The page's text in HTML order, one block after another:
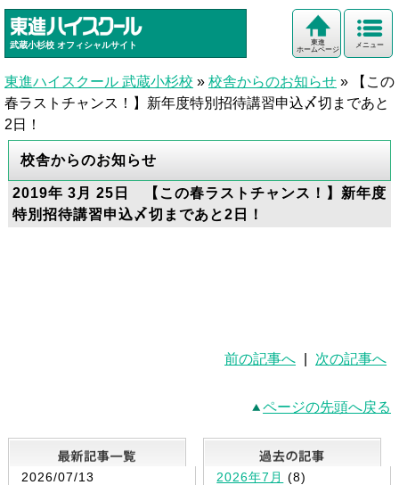
武蔵小杉校 オフィシャルサイト メニュー
東進
ホームページ
東進ハイスクール 武蔵小杉校 » 校舎からのお知らせ »
【この
春ラストチャンス！】新年度特別招待講習申込〆切まであと
2日！
校舎からのお知らせ
2019年 3月 25日 【この春ラストチャンス！】新年度
特別招待講習申込〆切まであと2日！
前の記事へ 次の記事へ
ページの先頭へ戻る
最新記事一覧
2026/07/13
2026年7月 (8)